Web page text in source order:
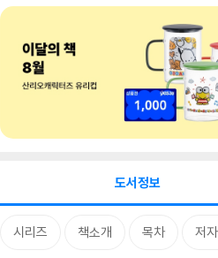
도서정보
시리즈 책소개 목차 저